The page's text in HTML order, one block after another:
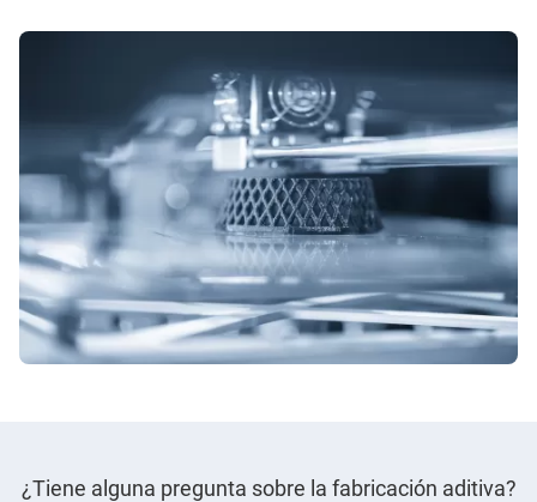
¿Tiene alguna pregunta sobre la fabricación aditiva?